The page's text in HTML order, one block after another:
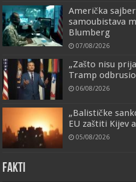
Američka
samoubistava
Blumberg
07/08/2026
„Zašto nisu
Tramp
06/08/2026
„Balističke
EU zaštiti Kijev
05/08/2026
FAKTI